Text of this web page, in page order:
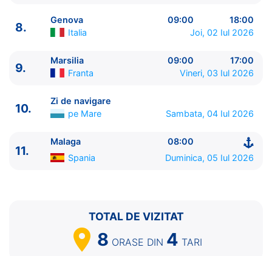
6.
Mao-Mahon
09:00 - 16:00
Olbia, Sardinia
9.
Marsilia Franta
Zi de navigare
0:00 - 0:00
Malaga Spania
8.
Genova 09:00
18:00
Italia
Joi, 02 Iul 2026
9.
Marsilia 09:00
17:00
Franta
Vineri, 03 Iul 2026
10.
Zi de navigare
pe Mare
Sambata, 04 Iul 2026
11.
Malaga
08:00
Spania
Duminica, 05 Iul 2026
TOTAL DE VIZITAT
8 ORASE DIN 4 TARI